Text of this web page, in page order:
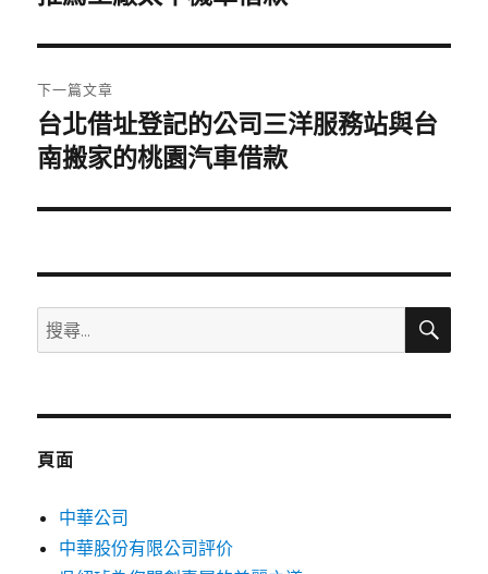
覽
文
章:
下一篇文章
下
一
文
台北借址登記的公司三洋服務站與台
南搬家的桃園汽車借款
搜
尋
鍵
搜
頁面
中華公司
中華股份有限公司評价